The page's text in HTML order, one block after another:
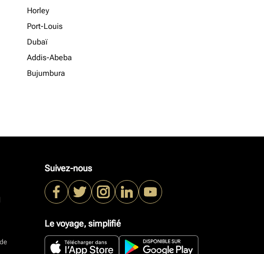
Horley
Port-Louis
Dubaï
Addis-Abeba
Bujumbura
Suivez-nous
Le voyage, simplifié